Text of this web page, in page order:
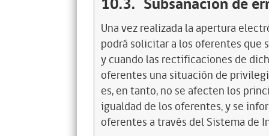
Una vez realizada la apertura
podrá solicitar a los oferentes que
y cuando las rectificaciones de
oferentes una situación de
es, en tanto, no se afecten los
igualdad de los oferentes, y se
oferentes a través del Sistema de